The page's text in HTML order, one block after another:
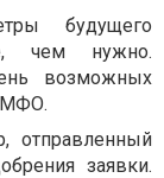
будущего
чем нужно.
возможных
МФО.
отправленный
заявки.